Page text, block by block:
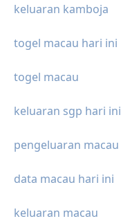
keluaran kamboja
togel macau hari ini
togel macau
keluaran sgp hari ini
pengeluaran macau
data macau hari ini
keluaran macau